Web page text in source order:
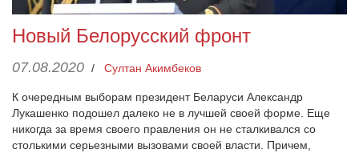
Новый Белорусский фронт
07.08.2020 / Султан Акимбеков
К очередным выборам президент Беларуси Александр
Лукашенко подошел далеко не в лучшей своей форме. Еще
никогда за время своего правления он не сталкивался со
столькими серьезными вызовами своей власти. Причем,